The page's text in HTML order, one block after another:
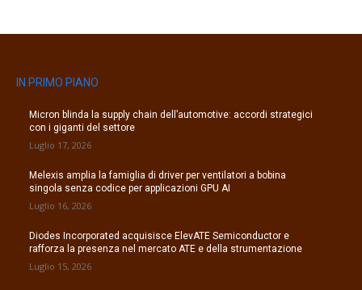
IN PRIMO PIANO
Micron blinda la supply chain dell’automotive: accordi strategici
con i giganti del settore
Luglio 17, 2026
Melexis amplia la famiglia di driver per ventilatori a bobina
singola senza codice per applicazioni GPU AI
Luglio 16, 2026
Diodes Incorporated acquisisce ElevATE Semiconductor e
rafforza la presenza nel mercato ATE e della strumentazione
Luglio 15, 2026